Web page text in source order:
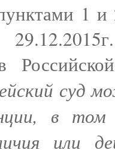
1 и
в
суд
в
или